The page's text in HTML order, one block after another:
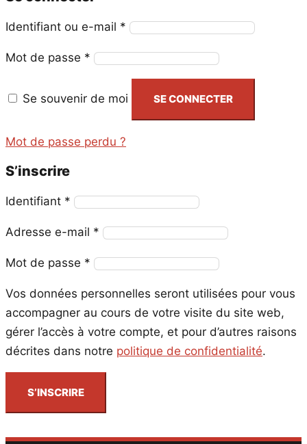
Identifiant ou e-mail * Obligatoire
Mot de passe * Obligatoire
Se souvenir de moi SE CONNECTER
Mot de passe perdu ?
S’inscrire
Identifiant * Obligatoire
Adresse e-mail * Obligatoire
Mot de passe * Obligatoire
Vos données personnelles seront utilisées pour vous
accompagner au cours de votre visite du site web,
gérer l’accès à votre compte, et pour d’autres raisons
décrites dans notre politique de confidentialité.
S’INSCRIRE